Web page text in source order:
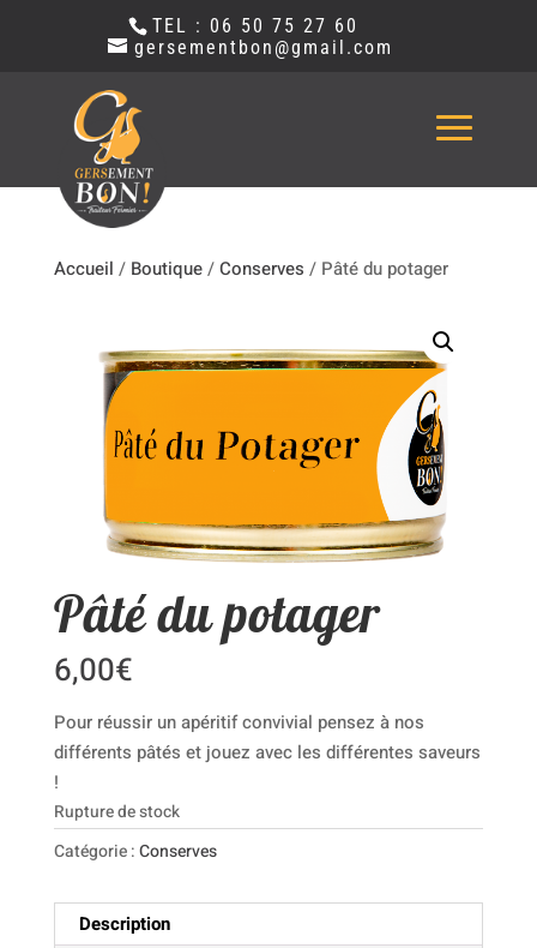
TEL : 06 50 75 27 60
gersementbon@gmail.com
Accueil / Boutique/Conserves / Pâté du potager
Pâté du potager
6,00€
Pour réussir un apéritif convivial pensez à nos
différents pâtés et jouez avec les différentes saveurs
!
Rupture de stock
Catégorie :Conserves
Description